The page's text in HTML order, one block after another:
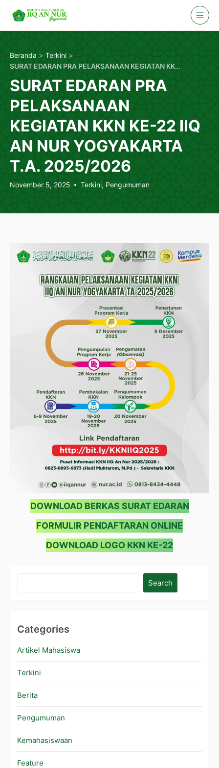
content
Beranda > Terkini >
SURAT EDARAN PRA PELAKSANAAN KEGIATAN KKN KE-22 IIQ AN NUR YOGYAKARTA T.A. 2025/2026
SURAT EDARAN PRA
PELAKSANAAN
KEGIATAN KKN KE-22 IIQ
AN NUR YOGYAKARTA
T.A. 2025/2026
November 5, 2025 Terkini, Pengumuman
DOWNLOAD BERKAS SURAT EDARAN
FORMULIR PENDAFTARAN ONLINE
DOWNLOAD LOGO KKN KE-22
Search
Categories
Artikel Mahasiswa
Terkini
Berita
Pengumuman
Kemahasiswaan
Feature